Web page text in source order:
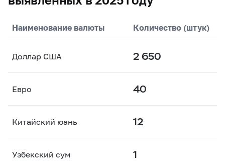
Наименование валюты Количество (штук)
Доллар США 2 650
Евро 40
Китайский юань 12
Узбекский сум 1